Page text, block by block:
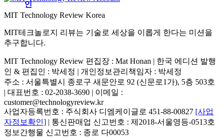
MIT Technology Review Korea
MIT테크놀로지 리뷰는 기술로 세상을 이롭게 한다는 미션을
추구합니다.
MIT Technology Review 편집장 : Mat Honan | 한국 에디션 발행
인 & 편집인 : 박세정 | 개인정보관리책임자 : 박세정
주소 : 서울특별시 종로구 새문안로 92 (신문로1가), 5층 503호
| 대표번호 : 02-2038-3690 | 이메일 :
customer@technologyreview.kr
사업자등록번호 : 주식회사 디엠케이글로 451-88-00827 [사업
자정보확인] | 통신판매업 신고번호 : 제2018-서울영등-0513호
정보간행물 신고번호 : 종로 다00053